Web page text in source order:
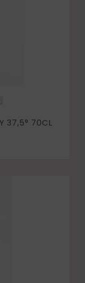
GIN BUSS 509 RASPBERRY 37,5° 70CL